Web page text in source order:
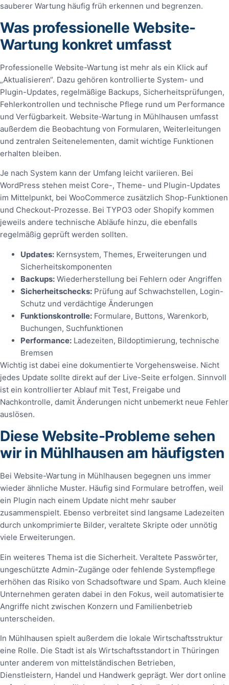
sauberer Wartung häufig früh erkennen und begrenzen.
Was professionelle Website-
Wartung konkret umfasst
Professionelle Website-Wartung ist mehr als ein Klick auf
„Aktualisieren“. Dazu gehören kontrollierte System- und
Plugin-Updates, regelmäßige Backups, Sicherheitsprüfungen,
Fehlerkontrollen und technische Pflege rund um Performance
und Verfügbarkeit. Website-Wartung in Mühlhausen umfasst
außerdem die Beobachtung von Formularen, Weiterleitungen
und zentralen Seitenelementen, damit wichtige Funktionen
erhalten bleiben.
Je nach System kann der Umfang leicht variieren. Bei
WordPress stehen meist Core-, Theme- und Plugin-Updates
im Mittelpunkt, bei WooCommerce zusätzlich Shop-Funktionen
und Checkout-Prozesse. Bei TYPO3 oder Shopify kommen
jeweils andere technische Abläufe hinzu, die ebenfalls
regelmäßig geprüft werden sollten.
Updates: Kernsystem, Themes, Erweiterungen und
Sicherheitskomponenten
Backups: Wiederherstellung bei Fehlern oder Angriffen
Sicherheitschecks: Prüfung auf Schwachstellen, Login-
Schutz und verdächtige Änderungen
Funktionskontrolle: Formulare, Buttons, Warenkorb,
Buchungen, Suchfunktionen
Performance: Ladezeiten, Bildoptimierung, technische
Bremsen
Wichtig ist dabei eine dokumentierte Vorgehensweise. Nicht
jedes Update sollte direkt auf der Live-Seite erfolgen. Sinnvoll
ist ein kontrollierter Ablauf mit Test, Freigabe und
Nachkontrolle, damit Änderungen nicht unbemerkt neue Fehler
auslösen.
Diese Website-Probleme sehen
wir in Mühlhausen am häufigsten
Bei Website-Wartung in Mühlhausen begegnen uns immer
wieder ähnliche Muster. Häufig sind Formulare betroffen, weil
ein Plugin nach einem Update nicht mehr sauber
zusammenspielt. Ebenso verbreitet sind langsame Ladezeiten
durch unkomprimierte Bilder, veraltete Skripte oder unnötig
viele Erweiterungen.
Ein weiteres Thema ist die Sicherheit. Veraltete Passwörter,
ungeschützte Admin-Zugänge oder fehlende Systempflege
erhöhen das Risiko von Schadsoftware und Spam. Auch kleine
Unternehmen geraten dabei in den Fokus, weil automatisierte
Angriffe nicht zwischen Konzern und Familienbetrieb
unterscheiden.
In Mühlhausen spielt außerdem die lokale Wirtschaftsstruktur
eine Rolle. Die Stadt ist als Wirtschaftsstandort in Thüringen
unter anderem von mittelständischen Betrieben,
Dienstleistern, Handel und Handwerk geprägt. Wer dort online